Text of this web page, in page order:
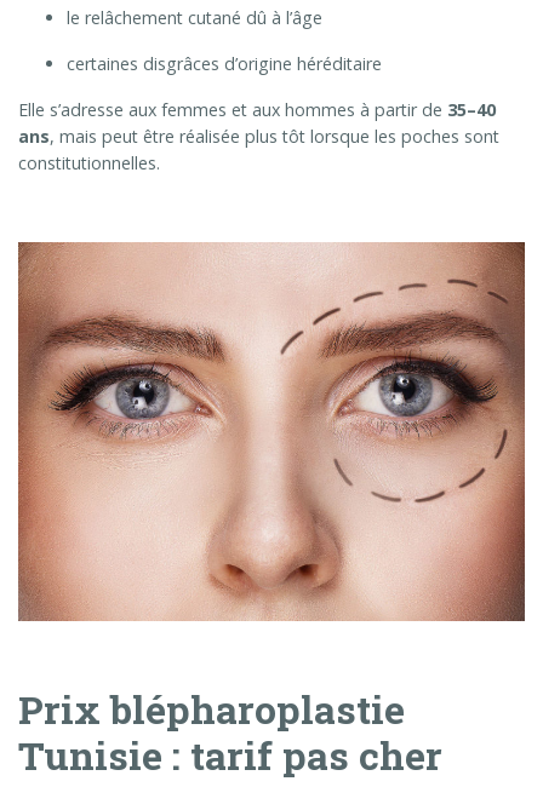
le relâchement cutané dû à l’âge
certaines disgrâces d’origine héréditaire
Elle s’adresse aux femmes et aux hommes à partir de 35–40
ans, mais peut être réalisée plus tôt lorsque les poches sont
constitutionnelles.
Prix blépharoplastie
Tunisie : tarif pas cher